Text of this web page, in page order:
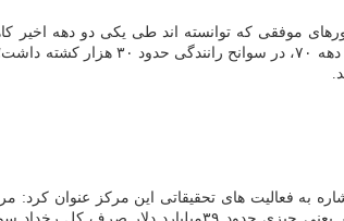
موفقی كه توانسته اند طی یكی دو دهه اخیر
استفاده از نتایج و سفارش های محققین و
به فعالیت های تحقیقاتی این مركز عنوان